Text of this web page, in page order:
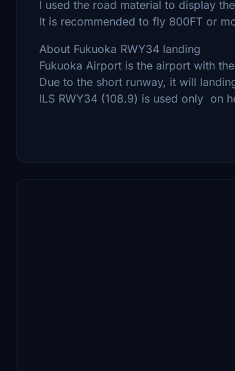
I used the road material to display
It is recommended to fly 800FT or
About Fukuoka RWY34 landing
Fukuoka Airport is the airport with
Due to the short runway, it will
ILS RWY34 (108.9) is used only on